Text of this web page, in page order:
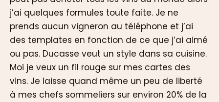
j’ai quelques formules toute faite. Je ne
prends aucun vigneron au téléphone et j’ai
des templates en fonction de ce que j’ai aimé
ou pas. Ducasse veut un style dans sa cuisine.
Moi je veux un fil rouge sur mes cartes des
vins. Je laisse quand même un peu de liberté
à mes chefs sommeliers sur environ 20% de la